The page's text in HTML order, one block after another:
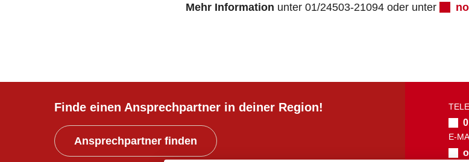
Mehr Information unter 01/24503-21094 oder unter
Finde einen Ansprechpartner in deiner Region!
Ansprechpartner finden E-